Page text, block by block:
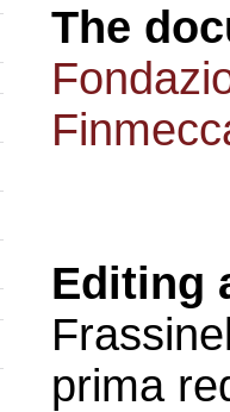
The
Editing
prima